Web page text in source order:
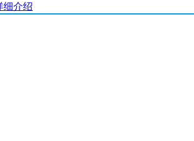
细介绍